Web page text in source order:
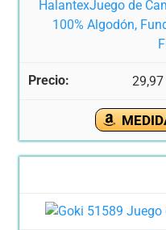
HalantexJuego de
100% Algodón,